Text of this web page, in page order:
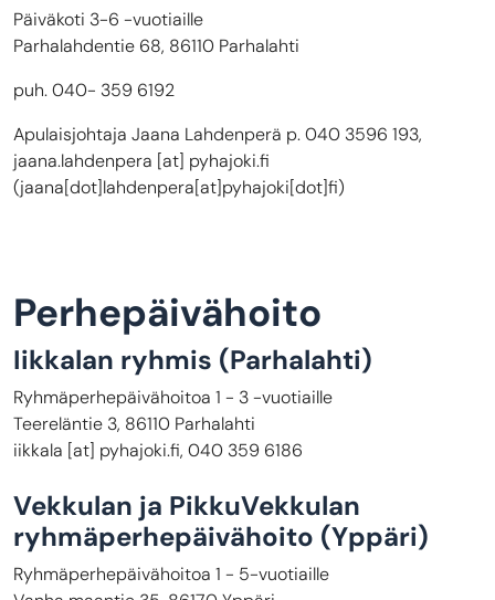
Päiväkoti 3-6 -vuotiaille
Parhalahdentie 68, 86110 Parhalahti
puh. 040- 359 6192
Apulaisjohtaja Jaana Lahdenperä p. 040 3596 193,
jaana.lahdenpera [at] pyhajoki.fi
(jaana[dot]lahdenpera[at]pyhajoki[dot]fi)
Perhepäivähoito
Iikkalan ryhmis (Parhalahti)
Ryhmäperhepäivähoitoa 1 - 3 -vuotiaille
Teereläntie 3, 86110 Parhalahti
iikkala [at] pyhajoki.fi, 040 359 6186
Vekkulan ja PikkuVekkulan
ryhmäperhepäivähoito (Yppäri)
Ryhmäperhepäivähoitoa 1 - 5-vuotiaille